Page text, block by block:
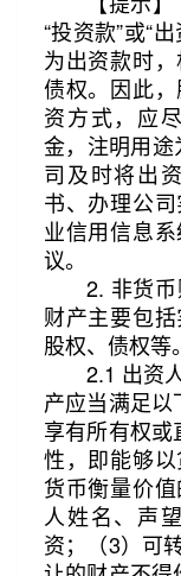
“投资款”或“
为出资款时
债权。因此
资方式，应
金，注明用途
司及时将出
书、办理公
业信用信息
议。
2. 非货币
财产主要包括
股权、债权等。
2.1 出资人
产应当满足
享有所有权
性，即能够
货币衡量价
人姓名、声
资；（3）可